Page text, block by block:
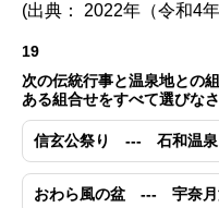
(出典： 2022年（令和4
19
次の伝統行事と温泉地との
ある組合せをすべて選びなさ
信玄公祭り --- 石和温泉
おわら風の盆 --- 宇奈月